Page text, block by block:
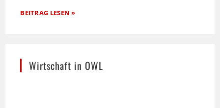
BEITRAG LESEN »
Wirtschaft in OWL